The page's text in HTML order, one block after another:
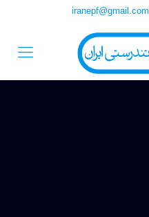
iranepf@gmail.com